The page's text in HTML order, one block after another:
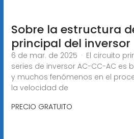
Sobre la estructura
principal del inversor
6 de mar. de 2025 · El circuito
series de inversor AC-CC-AC es
y muchos fenómenos en el
la velocidad de
PRECIO GRATUITO